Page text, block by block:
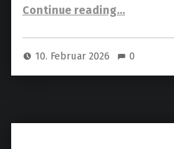
Continue reading“24-Stunden-MTB-Rennen am Alfsee: Mountainbike-Highlight im Nordkreis Osnabrück”
…
10. Februar 2026 0